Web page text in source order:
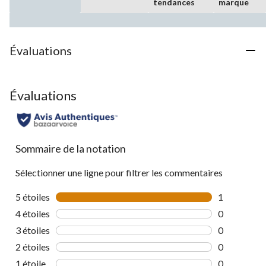
Évaluations
Évaluations
Sommaire de la notation
Sélectionner une ligne pour filtrer les commentaires
5 étoiles étoiles
1
4 étoiles étoiles
0
3 étoiles étoiles
0
2 étoiles étoiles
0
1 étoile étoiles
0